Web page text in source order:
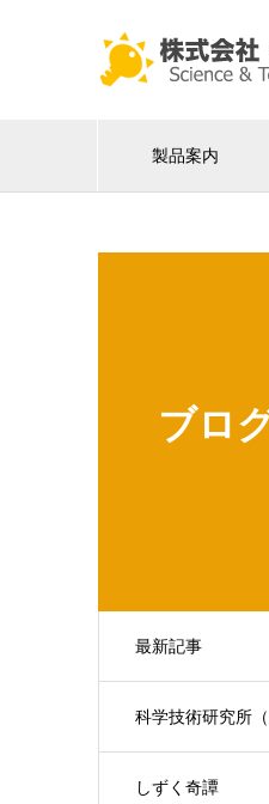
製品案内
ブロ
最新記事
科学技術研究所（
しずく奇譚